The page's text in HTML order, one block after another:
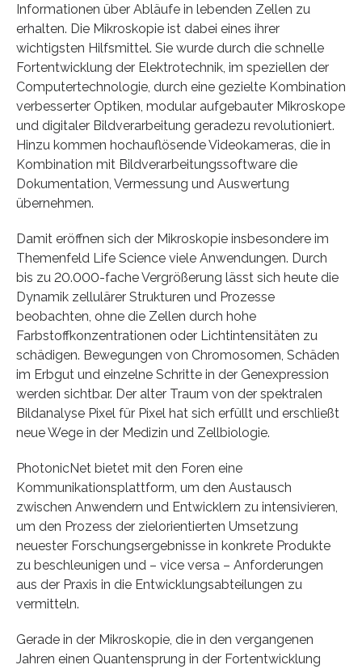
Informationen über Abläufe in lebenden Zellen zu
erhalten. Die Mikroskopie ist dabei eines ihrer
wichtigsten Hilfsmittel. Sie wurde durch die schnelle
Fortentwicklung der Elektrotechnik, im speziellen der
Computertechnologie, durch eine gezielte Kombination
verbesserter Optiken, modular aufgebauter Mikroskope
und digitaler Bildverarbeitung geradezu revolutioniert.
Hinzu kommen hochauflösende Videokameras, die in
Kombination mit Bildverarbeitungssoftware die
Dokumentation, Vermessung und Auswertung
übernehmen.
Damit eröffnen sich der Mikroskopie insbesondere im
Themenfeld Life Science viele Anwendungen. Durch
bis zu 20.000-fache Vergrößerung lässt sich heute die
Dynamik zellulärer Strukturen und Prozesse
beobachten, ohne die Zellen durch hohe
Farbstoffkonzentrationen oder Lichtintensitäten zu
schädigen. Bewegungen von Chromosomen, Schäden
im Erbgut und einzelne Schritte in der Genexpression
werden sichtbar. Der alter Traum von der spektralen
Bildanalyse Pixel für Pixel hat sich erfüllt und erschließt
neue Wege in der Medizin und Zellbiologie.
PhotonicNet bietet mit den Foren eine
Kommunikationsplattform, um den Austausch
zwischen Anwendern und Entwicklern zu intensivieren,
um den Prozess der zielorientierten Umsetzung
neuester Forschungsergebnisse in konkrete Produkte
zu beschleunigen und – vice versa – Anforderungen
aus der Praxis in die Entwicklungsabteilungen zu
vermitteln.
Gerade in der Mikroskopie, die in den vergangenen
Jahren einen Quantensprung in der Fortentwicklung